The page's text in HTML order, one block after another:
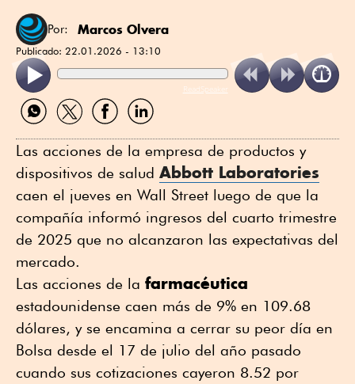
Por: Marcos Olvera
Publicado: 22.01.2026 - 13:10
ReadSpeaker
Compartir
por
Compartir
por
Compartir
por
Compartir
por
Las acciones de la empresa de productos y
dispositivos de salud Abbott Laboratories
caen el jueves en Wall Street luego de que la
compañía informó ingresos del cuarto trimestre
de 2025 que no alcanzaron las expectativas del
mercado.
Las acciones de la farmacéutica
estadounidense caen más de 9% en 109.68
dólares, y se encamina a cerrar su peor día en
Bolsa desde el 17 de julio del año pasado
cuando sus cotizaciones cayeron 8.52 por